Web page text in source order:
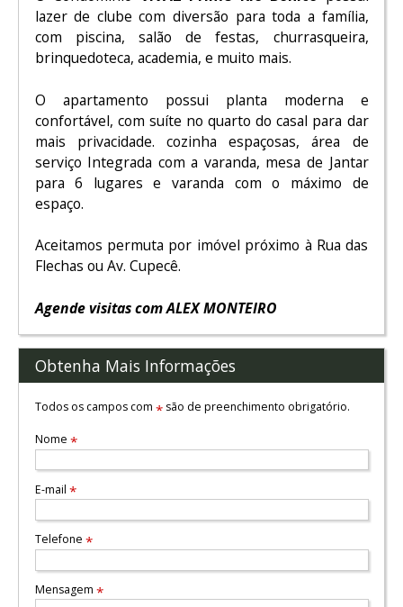
lazer de clube com diversão para toda a família,
com piscina, salão de festas, churrasqueira,
brinquedoteca, academia, e muito mais.
O apartamento possui planta moderna e
confortável, com suíte no quarto do casal para dar
mais privacidade. cozinha espaçosas, área de
serviço Integrada com a varanda, mesa de Jantar
para 6 lugares e varanda com o máximo de
espaço.
Aceitamos permuta por imóvel próximo à Rua das
Flechas ou Av. Cupecê.
Agende visitas com ALEX MONTEIRO
Obtenha Mais Informações
Todos os campos com *são de preenchimento obrigatório.
Nome *
E-mail *
Telefone *
Mensagem *